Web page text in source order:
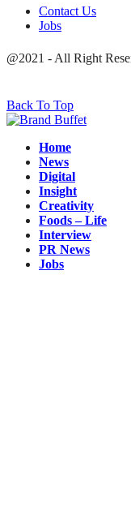
Contact Us
Jobs
@2021 - All Right
Back To Top
Home
News
Digital
Insight
Creativity
Foods – Life
Interview
PR News
Jobs